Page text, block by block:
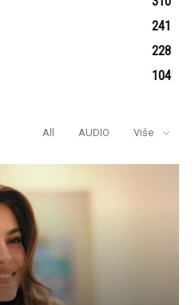
241
228
104
All AUDIO Više